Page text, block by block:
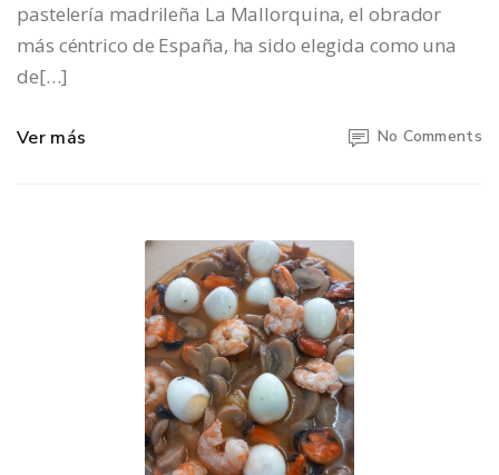
pastelería madrileña La Mallorquina, el obrador
más céntrico de España, ha sido elegida como una
de[…]
Ver más No Comments